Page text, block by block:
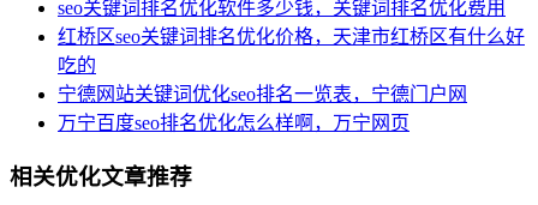
seo关键词排名优化软件多少钱，关键词排名优化费用
红桥区seo关键词排名优化价格，天津市红桥区有什么好
吃的
宁德网站关键词优化seo排名一览表，宁德门户网
万宁百度seo排名优化怎么样啊，万宁网页
相关优化文章推荐